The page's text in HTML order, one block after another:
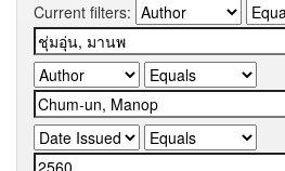
Current filters: